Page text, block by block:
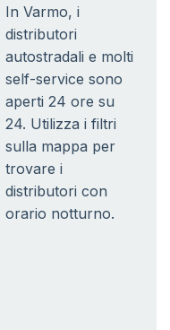
In Varmo, i
distributori
autostradali e molti
self-service sono
aperti 24 ore su
24. Utilizza i filtri
sulla mappa per
trovare i
distributori con
orario notturno.